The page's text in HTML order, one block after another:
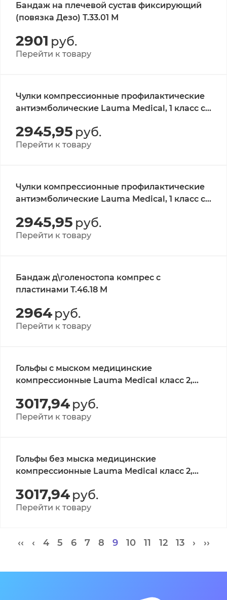
Бандаж на плечевой сустав фиксирующий
(повязка Дезо) Т.33.01 М
2901 руб.
Перейти к товару
Чулки компрессионные профилактические
антиэмболические Lauma Medical, 1 класс с
и мыском XL, белые
2945,95 руб.
Перейти к товару
Чулки компрессионные профилактические
антиэмболические Lauma Medical, 1 класс с
и мыском S, белые
2945,95 руб.
Перейти к товару
Бандаж д\голеностопа компрес с
пластинами Т.46.18 M
2964 руб.
Перейти к товару
Гольфы c мыском медицинские
компрессионные Lauma Medical класс 2,
3017,94 руб.
Перейти к товару
Гольфы без мыска медицинские
компрессионные Lauma Medical класс 2,
3017,94 руб.
Перейти к товару
‹‹ ‹ 4 5 6 7 8 9 10 11 12 13 › ››